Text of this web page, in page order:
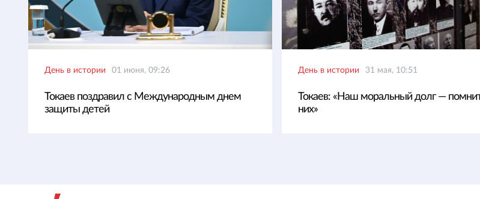
День в истории 01 июня, 09:26
Токаев поздравил с Международным днем
защиты детей
День в истории 31 мая, 10:51
Токаев: «Наш моральный долг —
них»